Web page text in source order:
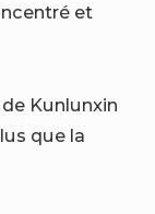
et
Kunlunxin
que la